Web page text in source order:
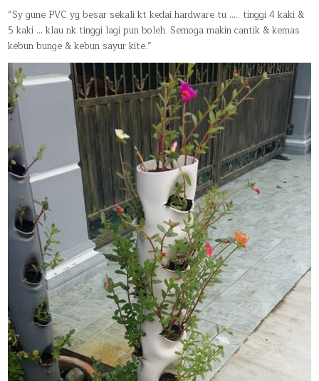
“Sy gune PVC yg besar sekali kt kedai hardware tu ….. tinggi 4 kaki &
5 kaki … klau nk tinggi lagi pun boleh. Semoga makin cantik & kemas
kebun bunge & kebun sayur kite.”